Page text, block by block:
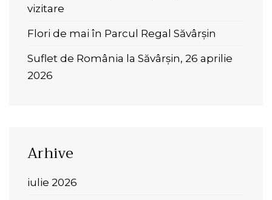
vizitare
Flori de mai în Parcul Regal Săvârșin
Suflet de România la Săvârșin, 26 aprilie
2026
Arhive
iulie 2026